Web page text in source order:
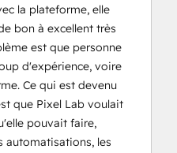
la plateforme, elle
bon à excellent très
est que personne
d'expérience, voire
Ce qui est devenu
que Pixel Lab voulait
pouvait faire,
automatisations, les